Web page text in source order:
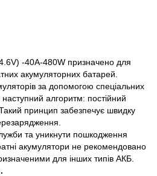
-40A-480W призначено для
акумуляторних батарей.
за допомогою спеціальних
алгоритм: постійний
принцип забезпечує швидку
та уникнути пошкодження
акумулятори не рекомендовано
для інших типів АКБ.